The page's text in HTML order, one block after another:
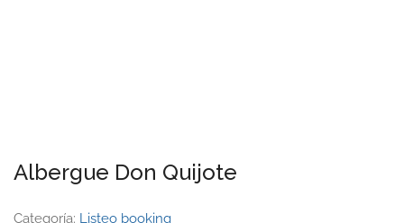
Albergue Don Quijote
Categoría: Listeo booking